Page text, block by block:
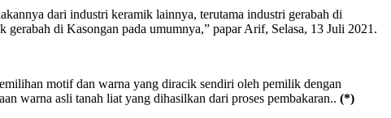
dari industri keramik lainnya, terutama industri gerabah di
di Kasongan pada umumnya,” papar Arif, Selasa, 13 Juli 2021.
motif dan warna yang diracik sendiri oleh pemilik dengan
warna asli tanah liat yang dihasilkan dari proses pembakaran.. (*)